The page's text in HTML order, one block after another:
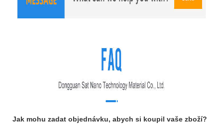
Jak mohu zadat objednávku, abych si koupil vaše zboží?